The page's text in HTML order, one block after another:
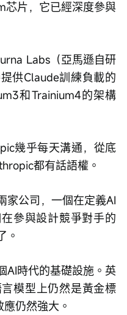
芯片，它已經深度參與
Labs（亞馬遜自研
供Claude訓練負載的
和Trainium4的架構
幾乎每天溝通，從底
都有話語權。
家公司，一個在定義AI
參與設計競爭對手的
。
AI時代的基礎設施。英
模型上仍然是黃金標
仍然強大。